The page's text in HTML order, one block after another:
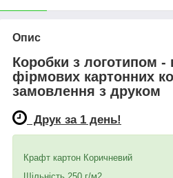
Опис
Коробки з логотипом -
фірмових картонних
замовлення з друком
Друк за 1 день!
Крафт картон Коричневий